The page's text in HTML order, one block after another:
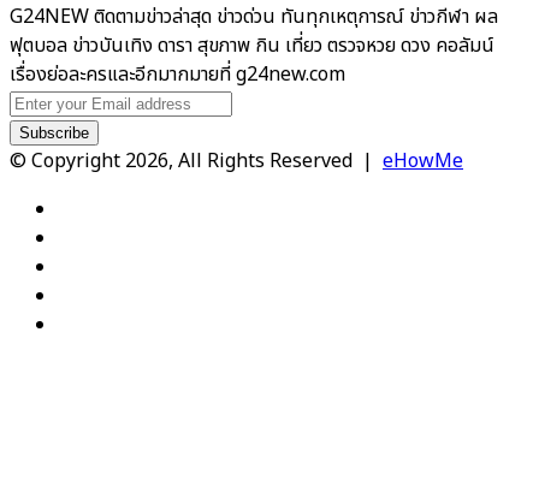
G24NEW ติดตามข่าวล่าสุด ข่าวด่วน ทันทุกเหตุการณ์ ข่าวกีฬา ผล
ฟุตบอล ข่าวบันเทิง ดารา สุขภาพ กิน เที่ยว ตรวจหวย ดวง คอลัมน์
เรื่องย่อละครและอีกมากมายที่ g24new.com
Enter
your
Email
© Copyright 2026, All Rights Reserved | eHowMe